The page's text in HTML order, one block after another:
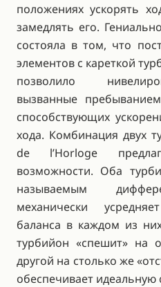
положениях ускорять
замедлять его.
состояла в том, что
элементов с кареткой
позволило
вызванные
способствующих
хода. Комбинация двух
de l’Horloge
возможности. Оба
называемым
механически
баланса в каждом из
турбийон «спешит» на
другой на столько же
обеспечивает идеальную